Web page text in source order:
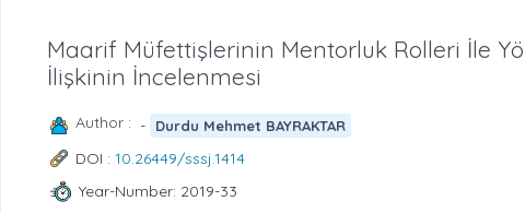
Maarif Müfettişlerinin Mentorluk Rolleri İle
İlişkinin İncelenmesi
Author : - Durdu Mehmet BAYRAKTAR
DOI : 10.26449/sssj.1414
Year-Number: 2019-33